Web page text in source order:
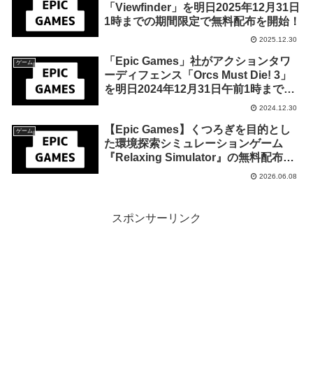
「Viewfinder」を明日2025年12月31日
1時までの期間限定で無料配布を開始！
2025.12.30
ゲーム
「Epic Games」社がアクションタワ
ーディフェンス「Orcs Must Die! 3」
を明日2024年12月31日午前1時までの
2024.12.30
ゲーム
【Epic Games】くつろぎを目的とし
た環境探索シミュレーションゲーム
『Relaxing Simulator』の無料配布が
2026年6月15日午前2時までの期間限定
2026.06.08
スポンサーリンク